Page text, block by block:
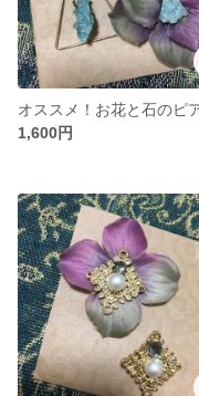
オススメ！お花と石のピ
1,600円